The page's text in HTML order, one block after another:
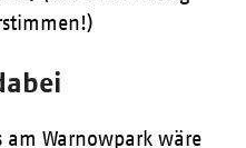
am Warnowpark wäre